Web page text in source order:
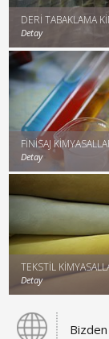
DERİ TABAKLAMA
Detay
FİNİSAJ
Detay
TEKSTİL
Detay